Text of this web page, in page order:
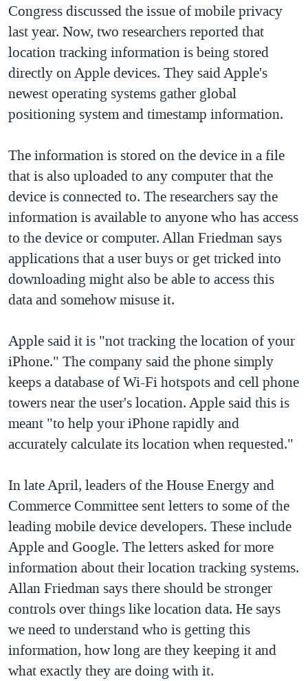
Congress discussed the issue of mobile privacy
last year. Now, two researchers reported that
location tracking information is being stored
directly on Apple devices. They said Apple's
newest operating systems gather global
positioning system and timestamp information.
The information is stored on the device in a file
that is also uploaded to any computer that the
device is connected to. The researchers say the
information is available to anyone who has access
to the device or computer. Allan Friedman says
applications that a user buys or get tricked into
downloading might also be able to access this
data and somehow misuse it.
Apple said it is "not tracking the location of your
iPhone." The company said the phone simply
keeps a database of Wi-Fi hotspots and cell phone
towers near the user's location. Apple said this is
meant "to help your iPhone rapidly and
accurately calculate its location when requested."
In late April, leaders of the House Energy and
Commerce Committee sent letters to some of the
leading mobile device developers. These include
Apple and Google. The letters asked for more
information about their location tracking systems.
Allan Friedman says there should be stronger
controls over things like location data. He says
we need to understand who is getting this
information, how long are they keeping it and
what exactly they are doing with it.